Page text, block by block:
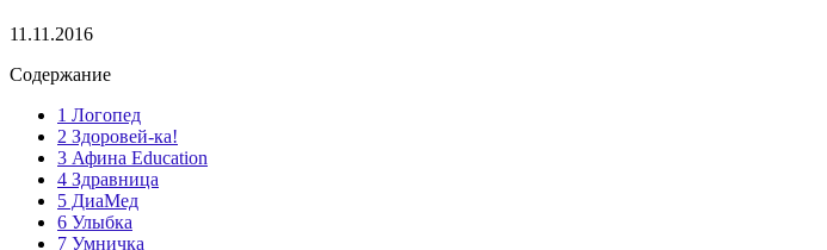
11.11.2016
Содержание
1 Логопед
2 Здоровей-ка!
3 Афина Education
4 Здравница
5 ДиаМед
6 Улыбка
7 Умничка